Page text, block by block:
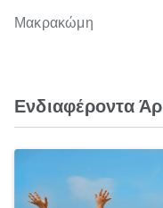
Μακρακώμη
Ενδιαφέροντα